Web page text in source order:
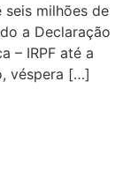
milhões de
a Declaração
– IRPF até a
véspera […]